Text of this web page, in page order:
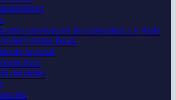
previstas en los numerales 2 y 4 del
del Código Penal.
de la penal
Ictus
del delito